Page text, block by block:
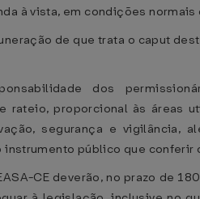
à vista, em condições
de que trata o caput
dos
rateio, proporcional às áreas
segurança e vigilância,
instrumento público que
CE deverão, no prazo de